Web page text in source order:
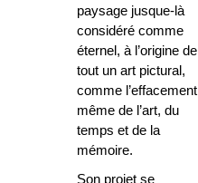
paysage jusque-là
considéré comme
éternel, à l’origine de
tout un art pictural,
comme l’effacement
même de l’art, du
temps et de la
mémoire.
Son projet se